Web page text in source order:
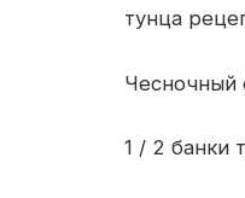
тунца
Чесночный
1 / 2 банки